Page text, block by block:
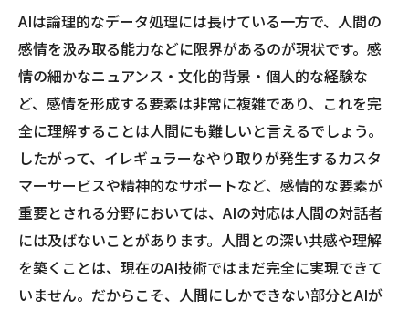
AIは論理的なデータ処理には長けている一方で、人間の
感情を汲み取る能力などに限界があるのが現状です。感
情の細かなニュアンス・文化的背景・個人的な経験な
ど、感情を形成する要素は非常に複雑であり、これを完
全に理解することは人間にも難しいと言えるでしょう。
したがって、イレギュラーなやり取りが発生するカスタ
マーサービスや精神的なサポートなど、感情的な要素が
重要とされる分野においては、AIの対応は人間の対話者
には及ばないことがあります。人間との深い共感や理解
を築くことは、現在のAI技術ではまだ完全に実現できて
いません。だからこそ、人間にしかできない部分とAIが